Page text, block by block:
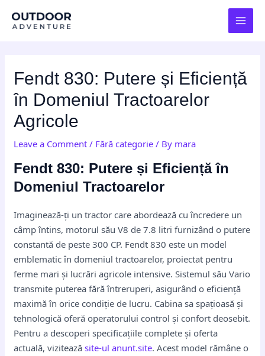
Fendt 830: Putere și Eficiență
în Domeniul Tractoarelor
Agricole
Leave a Comment / Fără categorie / By mara
Fendt 830: Putere și Eficiență în
Domeniul Tractoarelor
Imaginează-ți un tractor care abordează cu încredere un
câmp întins, motorul său V8 de 7.8 litri furnizând o putere
constantă de peste 300 CP. Fendt 830 este un model
emblematic în domeniul tractoarelor, proiectat pentru
ferme mari și lucrări agricole intensive. Sistemul său Vario
transmite puterea fără întreruperi, asigurând o eficiență
maximă în orice condiție de lucru. Cabina sa spațioasă și
tehnologică oferă operatorului control și confort deosebit.
Pentru a descoperi specificațiile complete și oferta
actuală, viziteazăsite-ul anunt.site. Acest model rămâne o
navigation